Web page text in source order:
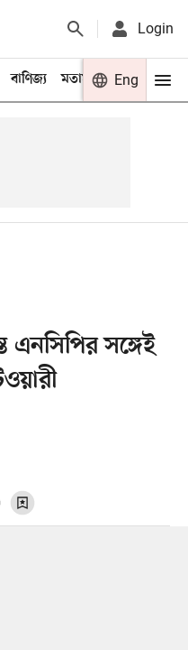
Login
বাণিজ্য মতামত খেলা
Eng
এনসিপির সঙ্গেই